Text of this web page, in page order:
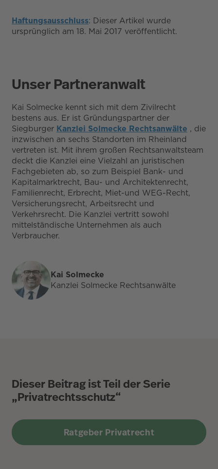
Haftungsausschluss: Dieser Artikel wurde
ursprünglich am 18. Mai 2017 veröffentlicht.
Unser Partneranwalt
Kai Solmecke kennt sich mit dem Zivilrecht
bestens aus. Er ist Gründungspartner der
Siegburger Kanzlei Solmecke Rechtsanwälte , die
inzwischen an sechs Standorten im Rheinland
vertreten ist. Mit ihrem großen Rechtsanwaltsteam
deckt die Kanzlei eine Vielzahl an juristischen
Fachgebieten ab, so zum Beispiel Bank- und
Kapitalmarktrecht, Bau- und Architektenrecht,
Familienrecht, Erbrecht, Miet-und WEG-Recht,
Versicherungsrecht, Arbeitsrecht und
Verkehrsrecht. Die Kanzlei vertritt sowohl
mittelständische Unternehmen als auch
Verbraucher.
Kai Solmecke
Kanzlei Solmecke Rechtsanwälte
Dieser Beitrag ist Teil der Serie
„Privatrechtsschutz“
Ratgeber Privatrecht